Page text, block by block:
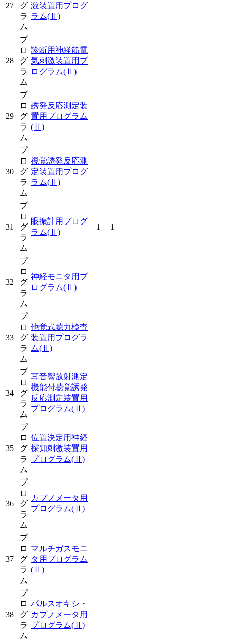
27
グ
ラ
ム
激装置用プログ
ラム(Ⅱ)
28
プ
ロ
グ
ラ
ム
診断用神経筋電
気刺激装置用プ
ログラム(Ⅱ)
29
プ
ロ
グ
ラ
ム
誘発反応測定装
置用プログラム
(Ⅱ)
30
プ
ロ
グ
ラ
ム
視覚誘発反応測
定装置用プログ
ラム(Ⅱ)
31
プ
ロ
グ
ラ
ム
眼振計用プログ
ラム(Ⅱ)
1 1
32
プ
ロ
グ
ラ
ム
神経モニタ用プ
ログラム(Ⅱ)
33
プ
ロ
グ
ラ
ム
他覚式聴力検査
装置用プログラ
ム(Ⅱ)
34
プ
ロ
グ
ラ
ム
耳音響放射測定
機能付聴覚誘発
反応測定装置用
プログラム(Ⅱ)
35
プ
ロ
グ
ラ
ム
位置決定用神経
探知刺激装置用
プログラム(Ⅱ)
36
プ
ロ
グ
ラ
ム
カプノメータ用
プログラム(Ⅱ)
37
プ
ロ
グ
ラ
ム
マルチガスモニ
タ用プログラム
(Ⅱ)
38
プ
ロ
グ
ラ
ム
パルスオキシ・
カプノメータ用
プログラム(Ⅱ)